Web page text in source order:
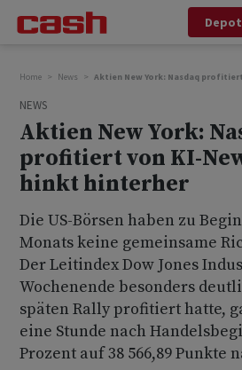
Depot
Home News Aktien New York: Nasdaq
NEWS
Aktien New York:
profitiert von KI-
hinkt hinterher
Die US-Börsen haben zu
Monats keine gemeinsame
Der Leitindex Dow Jones
Wochenende besonders
späten Rally profitiert hatte,
eine Stunde nach
Prozent auf 38 566,89 Punkte